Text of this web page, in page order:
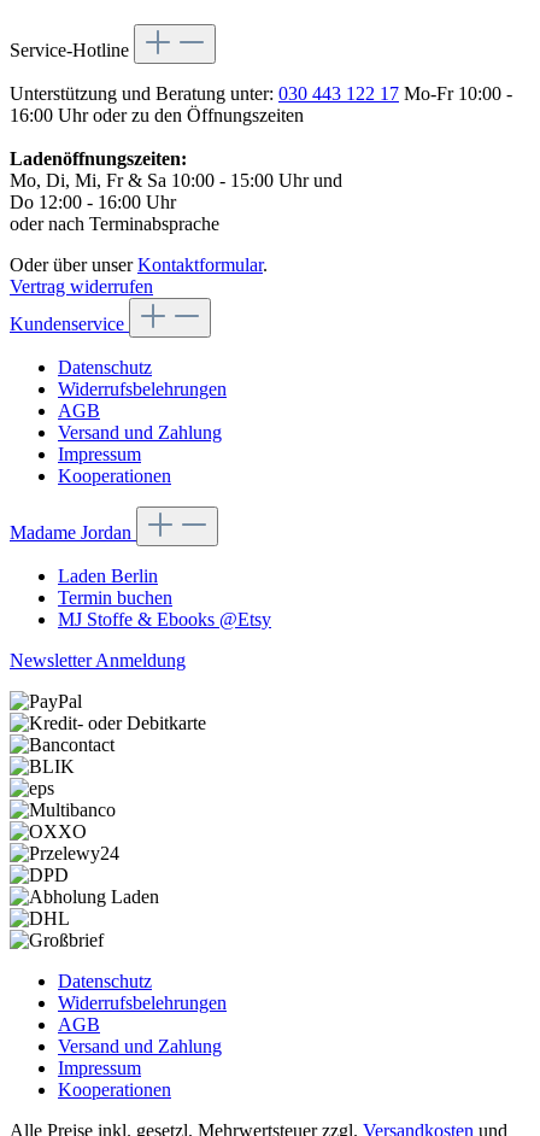
Service-Hotline
Unterstützung und Beratung unter: 030 443 122 17 Mo-Fr 10:00 -
16:00 Uhr oder zu den Öffnungszeiten
Ladenöffnungszeiten:
Mo, Di, Mi, Fr & Sa 10:00 - 15:00 Uhr und
Do 12:00 - 16:00 Uhr
oder nach Terminabsprache
Oder über unserKontaktformular.
Vertrag widerrufen
Kundenservice
Datenschutz
Widerrufsbelehrungen
AGB
Versand und Zahlung
Impressum
Kooperationen
Madame Jordan
Laden Berlin
Termin buchen
MJ Stoffe & Ebooks @Etsy
Newsletter Anmeldung
Datenschutz
Widerrufsbelehrungen
AGB
Versand und Zahlung
Impressum
Kooperationen
Alle Preise inkl. gesetzl. Mehrwertsteuer zzgl. Versandkosten und